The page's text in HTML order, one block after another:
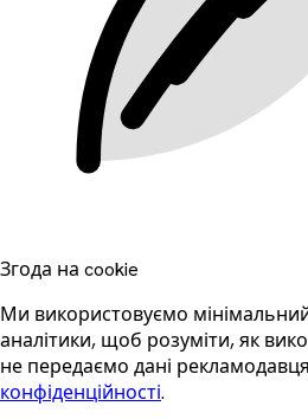
Згода на cookie
Ми використовуємо
аналітики, щоб розуміти, як
не передаємо дані
конфіденційності.